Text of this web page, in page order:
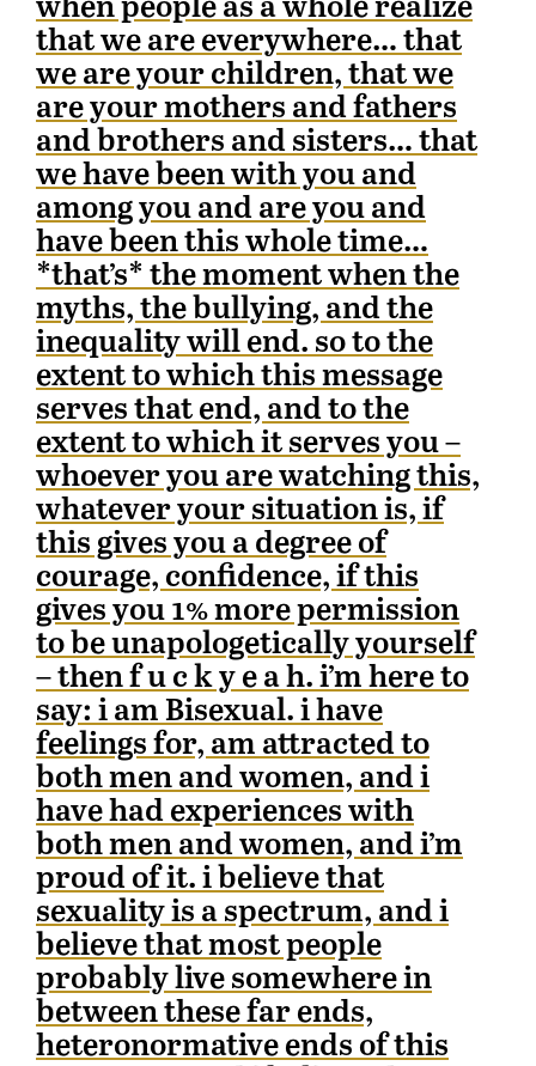
when people as a whole realize
that we are everywhere… that
we are your children, that we
are your mothers and fathers
and brothers and sisters… that
we have been with you and
among you and are you and
have been this whole time…
*that’s* the moment when the
myths, the bullying, and the
inequality will end. so to the
extent to which this message
serves that end, and to the
extent to which it serves you –
whoever you are watching this,
whatever your situation is, if
this gives you a degree of
courage, confidence, if this
gives you 1% more permission
to be unapologetically yourself
– then f u c k y e a h. i’m here to
say: i am Bisexual. i have
feelings for, am attracted to
both men and women, and i
have had experiences with
both men and women, and i’m
proud of it. i believe that
sexuality is a spectrum, and i
believe that most people
probably live somewhere in
between these far ends,
heteronormative ends of this